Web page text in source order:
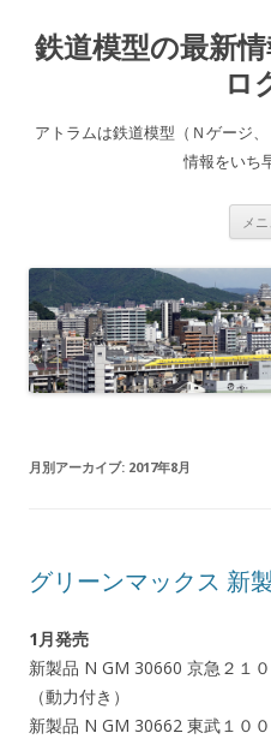
鉄道模型の最新
ロ
アトラムは鉄道模型（Ｎゲージ
情報をいち
メ
月別アーカイブ: 2017年8月
グリーンマックス 新
1月発売
新製品 N GM 30660 京急２
（動力付き）
新製品 N GM 30662 東武１０